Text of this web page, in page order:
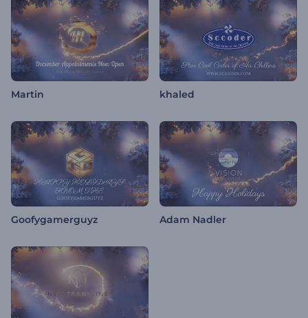
Martin khaled
Goofygamerguyz Adam Nadler